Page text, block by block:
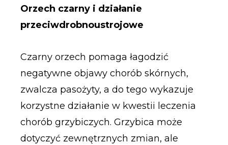
Orzech czarny i działanie
przeciwdrobnoustrojowe
Czarny orzech pomaga łagodzić
negatywne objawy chorób skórnych,
zwalcza pasożyty, a do tego wykazuje
korzystne działanie w kwestii leczenia
chorób grzybiczych. Grzybica może
dotyczyć zewnętrznych zmian, ale